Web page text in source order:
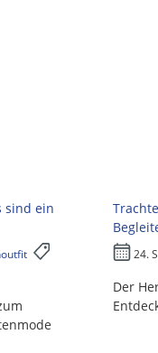
sind ein
24.
Der